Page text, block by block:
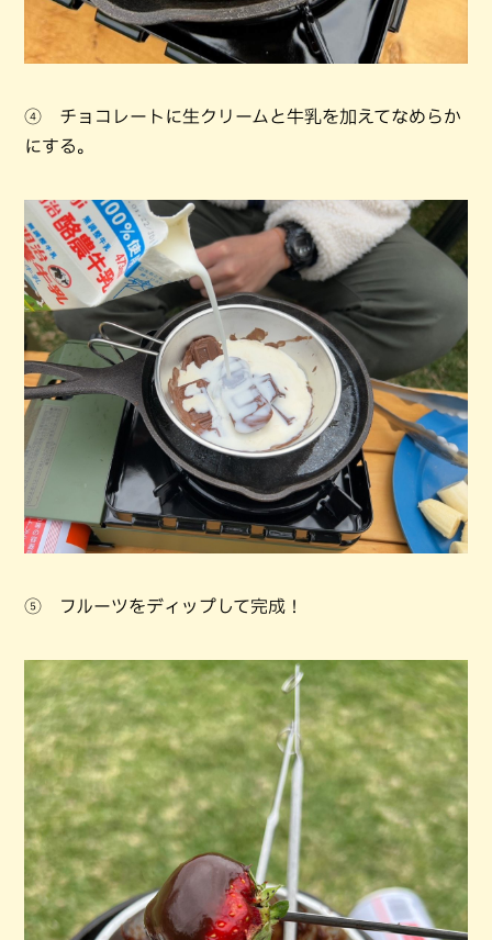
④ チョコレートに生クリームと牛乳を加えてなめらか
にする。
⑤ フルーツをディップして完成！